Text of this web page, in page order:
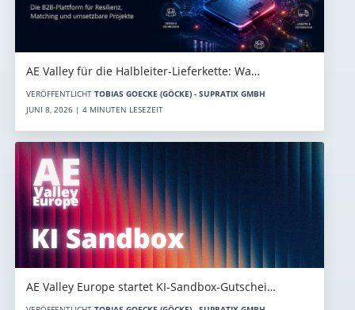
AE Valley für die Halbleiter-Lieferkette: Wa…
VERÖFFENTLICHT TOBIAS GOECKE (GÖCKE) - SUPRATIX GMBH
JUNI 8, 2026 | 4 MINUTEN LESEZEIT
AE Valley Europe startet KI-Sandbox-Gutschei…